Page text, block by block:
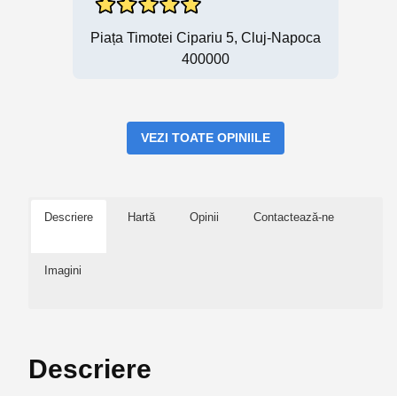
Piața Timotei Cipariu 5, Cluj-Napoca
400000
VEZI TOATE OPINIILE
Descriere Hartă Opinii Contactează-ne
Imagini
Descriere